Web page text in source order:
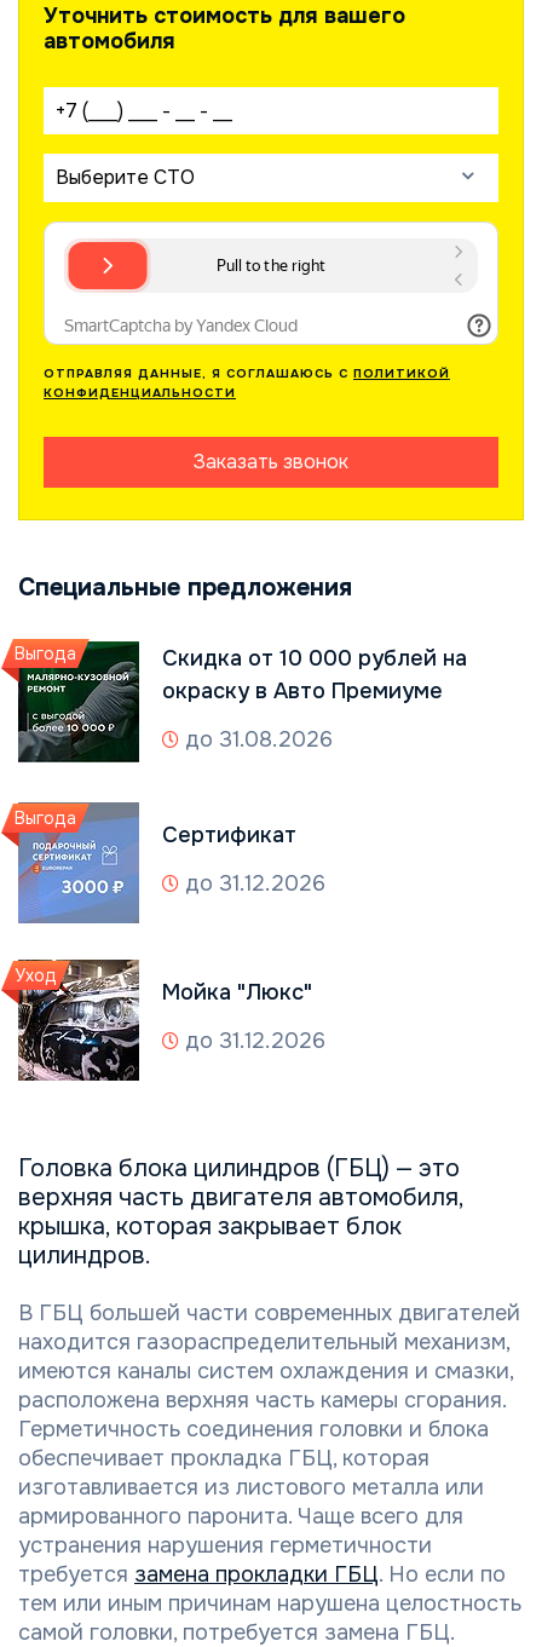
Головка блока цилиндров (ГБЦ) — это
верхняя часть двигателя автомобиля,
крышка, которая закрывает блок
цилиндров.
В ГБЦ большей части современных двигателей
находится газораспределительный механизм,
имеются каналы систем охлаждения и смазки,
расположена верхняя часть камеры сгорания.
Герметичность соединения головки и блока
обеспечивает прокладка ГБЦ, которая
изготавливается из листового металла или
армированного паронита. Чаще всего для
устранения нарушения герметичности
требуется замена прокладки ГБЦ. Но если по
тем или иным причинам нарушена целостность
самой головки, потребуется замена ГБЦ.
Уточнить стоимость для вашего
автомобиля
Ваш телефон:
Выберите СТО
ОТПРАВЛЯЯ ДАННЫЕ, Я СОГЛАШАЮСЬ С ПОЛИТИКОЙ
КОНФИДЕНЦИАЛЬНОСТИ
Заказать звонок
Специальные предложения
Выгода
Скидка от 10 000 рублей на
окраску в Авто Премиуме
до 31.08.2026
Выгода
Сертификат
до 31.12.2026
Уход
Мойка "Люкс"
до 31.12.2026